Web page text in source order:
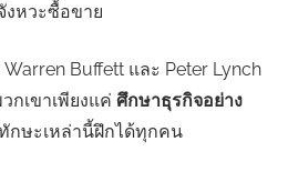
งหวะซื้อขาย
Buffett และ Peter Lynch
กเขาเพียงแค่ ศึกษาธุรกิจอย่าง
กษะเหล่านี้ฝึกได้ทุกคน